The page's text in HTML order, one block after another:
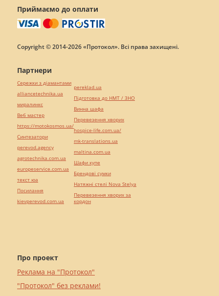
Приймаємо до оплати
Copyright © 2014-2026 «Протокол». Всі права захищені.
Про проект
Реклама на "Протокол"
"Протокол" без реклами!
Партнери
Сережки з діамантами
alliancetechnika.ua
миралинкс
Веб мастер
https://motokosmos.ua/
Синтезатори
perevod.agency
agrotechnika.com.ua
europeservice.com.ua
текст юа
Посилання
kievperevod.com.ua
pereklad.ua
Підготовка до НМТ / ЗНО
Винна шафа
Перевезення хворих
hospice-life.com.ua/
mk-translations.ua
maltina.com.ua
Шафи купе
Брендові сумки
Натяжні стелі Nova Stelya
Перевезення хворих за
кордон